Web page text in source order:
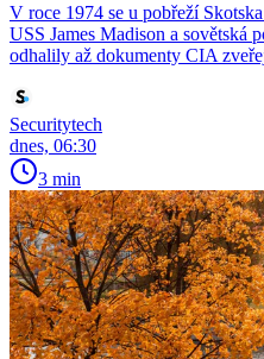
V roce 1974 se u pobřeží
USS James Madison a sovětská
odhalily až dokumenty CIA
Securitytech
dnes, 06:30
3 min